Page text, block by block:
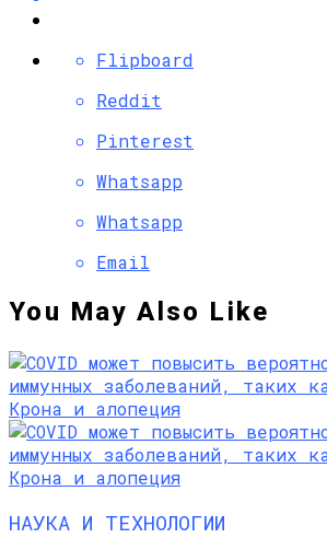
Flipboard
Reddit
Pinterest
Whatsapp
Whatsapp
Email
You May Also Like
НАУКА И ТЕХНОЛОГИИ